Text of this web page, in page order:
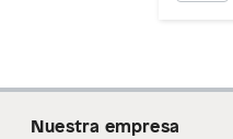
Nuestra empresa